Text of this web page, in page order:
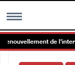
MENU de